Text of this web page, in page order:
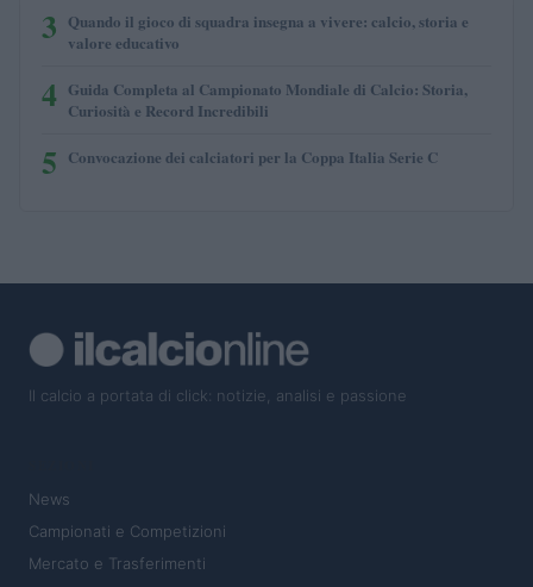
3 Quando il gioco di squadra insegna a vivere: calcio, storia e
valore educativo
4 Guida Completa al Campionato Mondiale di Calcio: Storia,
Curiosità e Record Incredibili
5 Convocazione dei calciatori per la Coppa Italia Serie C
Il calcio a portata di click: notizie, analisi e passione
News
Campionati e Competizioni
Mercato e Trasferimenti